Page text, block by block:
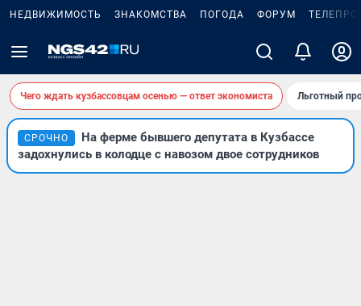
НЕДВИЖИМОСТЬ ЗНАКОМСТВА ПОГОДА ФОРУМ
Чего ждать кузбассовцам осенью — ответ экономиста Льготный
СРОЧНО
На ферме бывшего депутата в Кузбассе
задохнулись в колодце с навозом двое сотрудников